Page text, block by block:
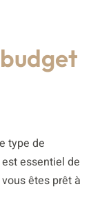
type de
essentiel de
êtes prêt à